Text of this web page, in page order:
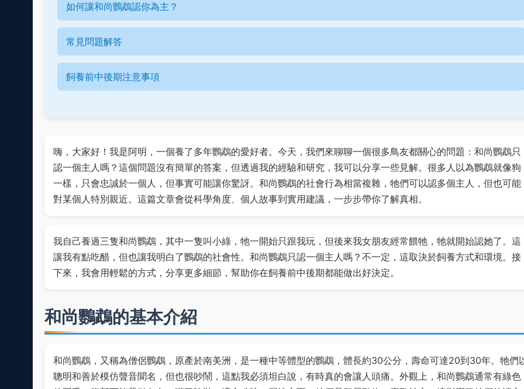
如何讓和尚鸚鵡認你為主？
常見問題解答
飼養前中後期注意事項
嗨，大家好！我是阿明，一個養了多年鸚鵡的愛好者。今天，我們來聊聊一個很多鳥友都關心的問題：和尚鸚鵡只
認一個主人嗎？這個問題沒有簡單的答案，但透過我的經驗和研究，我可以分享一些見解。很多人以為鸚鵡就像狗
一樣，只會忠誠於一個人，但事實可能讓你驚訝。和尚鸚鵡的社會行為相當複雜，牠們可以認多個主人，但也可能
對某個人特別親近。這篇文章會從科學角度、個人故事到實用建議，一步步帶你了解真相。
我自己養過三隻和尚鸚鵡，其中一隻叫小綠，牠一開始只跟我玩，但後來我女朋友經常餵牠，牠就開始認她了。這
讓我有點吃醋，但也讓我明白了鸚鵡的社會性。和尚鸚鵡只認一個主人嗎？不一定，這取決於飼養方式和環境。接
下來，我會用輕鬆的方式，分享更多細節，幫助你在飼養前中後期都能做出好決定。
和尚鸚鵡的基本介紹
和尚鸚鵡，又稱為僧侶鸚鵡，原產於南美洲，是一種中等體型的鸚鵡，體長約30公分，壽命可達20到30年。牠們
聰明和善於模仿聲音聞名，但也很吵鬧，這點我必須坦白說，有時真的會讓人頭痛。外觀上，和尚鸚鵡通常有綠色